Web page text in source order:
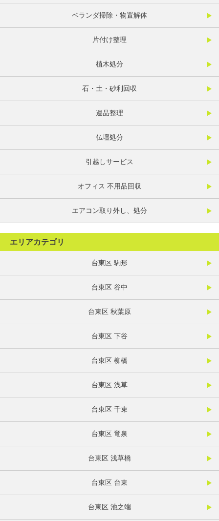
ベランダ掃除・物置解体
片付け整理
植木処分
石・土・砂利回収
遺品整理
仏壇処分
引越しサービス
オフィス 不用品回収
エアコン取り外し、処分
エリアカテゴリ
台東区 駒形
台東区 谷中
台東区 秋葉原
台東区 下谷
台東区 柳橋
台東区 浅草
台東区 千束
台東区 竜泉
台東区 浅草橋
台東区 台東
台東区 池之端